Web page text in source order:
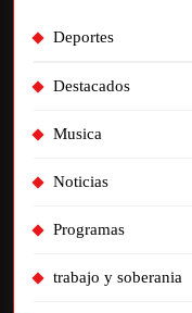
Deportes
Destacados
Musica
Noticias
Programas
trabajo y soberania